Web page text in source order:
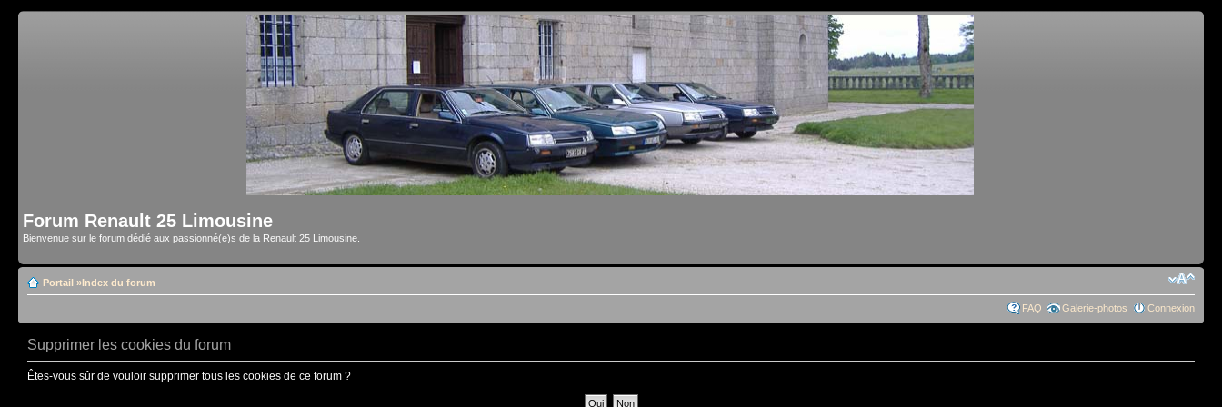
Forum Renault 25 Limousine
Bienvenue sur le forum dédié aux passionné(e)s de la Renault 25 Limousine.
Portail »Index du forum
FAQ Galerie-photos Connexion
Supprimer les cookies du forum
Êtes-vous sûr de vouloir supprimer tous les cookies de ce forum ?